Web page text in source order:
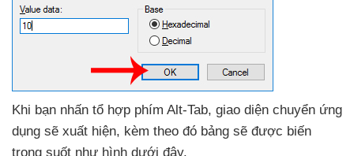
Khi bạn nhấn tổ hợp phím Alt-Tab, giao diện chuyển ứng
dụng sẽ xuất hiện, kèm theo đó bảng sẽ được biến
trong suốt như hình dưới đây.